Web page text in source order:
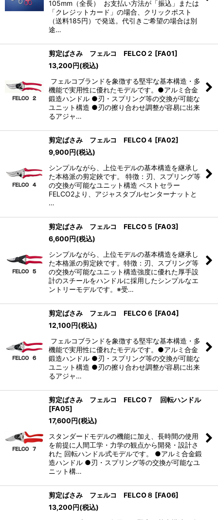
105mm（全長） お支払い方法が「振込」または
「クレジットカード」の場合、クリックポスト
（送料185円）で発送。代引きご希望の場合は別
途…
剪定ばさみ フェルコ FELCO２ [FA01]
13,200円(税込)
フェルコブランドを象徴する堅牢な基本構造・多
機能で実用性に優れたモデルです。●アルミ合金
鍛造ハンドル ●刃・スプリング等の交換が可能な
ユニット構造 ●刃の擦り合わせ調整が容易に出来
るアジャ…
剪定ばさみ フェルコ FELCO４ [FA02]
9,900円(税込)
シンプルながら、上位モデルの基本構造を継承し
た本格派の剪定鋏です。 特徴：刃、スプリング等
の交換が可能なユニット構造 ベストセラー
FELCO2より、アジャスタブルセンターナットと
…
剪定ばさみ フェルコ FELCO５ [FA03]
6,600円(税込)
シンプルながら、上位モデルの基本構造を継承し
た本格派の剪定鋏です。特徴：刃、スプリング等
の交換が可能なユニット構造強度に優れた厚手設
計のスチールをハンドルに採用したシンプルなエ
ントリーモデルです。※受…
剪定ばさみ フェルコ FELCO６ [FA04]
12,100円(税込)
フェルコブランドを象徴する堅牢な基本構造・多
機能で実用性に優れたモデルです。●アルミ合金
鍛造ハンドル ●刃・スプリング等の交換が可能な
ユニット構造 ●刃の擦り合わせ調整が容易に出来
るアジャ…
剪定ばさみ フェルコ FELCO７ 回転ハンドル
[FA05]
17,600円(税込)
スタンダードモデルの機能に加え、長時間の使用
を前提に人間工学・力学の観点から開発・設計さ
れた 回転ハンドル式モデルです。 ●アルミ合金鍛
造ハンドル ●刃・スプリング等の交換が可能なユ
ニット構…
剪定ばさみ フェルコ FELCO８ [FA06]
13,200円(税込)